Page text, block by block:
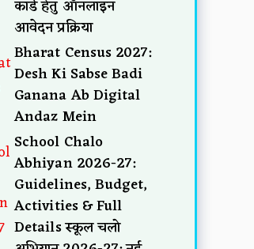
कार्ड हेतु ऑनलाइन
आवेदन प्रक्रिया
Bharat Census 2027:
Desh Ki Sabse Badi
Ganana Ab Digital
Andaz Mein
School Chalo
Abhiyan 2026-27:
Guidelines, Budget,
Activities & Full
Details स्कूल चलो